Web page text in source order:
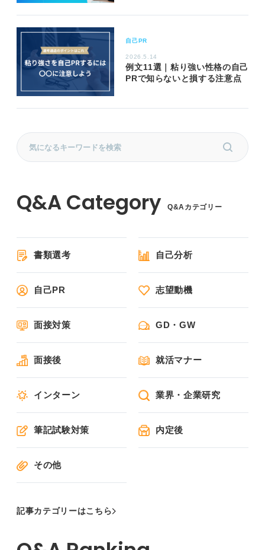
自己PR
2026.5.14
例文11選｜粘り強い性格の自己
PRで知らないと損する注意点
Q&Aカテゴリー
書類選考 自己分析
自己PR 志望動機
面接対策 GD・GW
面接後 就活マナー
インターン 業界・企業研究
筆記試験対策 内定後
その他
記事カテゴリーはこちら